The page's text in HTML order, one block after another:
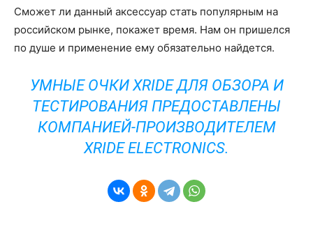
Сможет ли данный аксессуар стать популярным на
российском рынке, покажет время. Нам он пришелся
по душе и применение ему обязательно найдется.
УМНЫЕ ОЧКИ XRIDE ДЛЯ ОБЗОРА И
ТЕСТИРОВАНИЯ ПРЕДОСТАВЛЕНЫ
КОМПАНИЕЙ-ПРОИЗВОДИТЕЛЕМ
XRIDE ELECTRONICS.